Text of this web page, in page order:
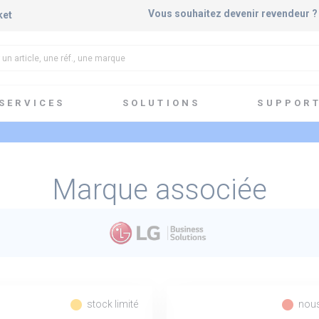
Vous souhaitez devenir revendeur ?
SERVICES SOLUTIONS SUPPORT
Marque associée
fiber_manual_record stock limité fiber_manual_record